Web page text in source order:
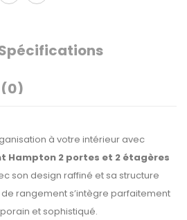
(0)
à votre intérieur avec
Hampton 2 portes et 2 étagères
son design raffiné et sa structure
rangement s’intègre parfaitement
et sophistiqué.